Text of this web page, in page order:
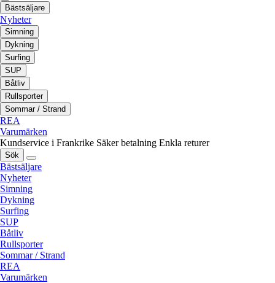
Bästsäljare
Nyheter
Simning
Dykning
Surfing
SUP
Båtliv
Rullsporter
Sommar / Strand
REA
Varumärken
Kundservice i Frankrike Säker betalning Enkla returer
Sök
Bästsäljare
Nyheter
Simning
Dykning
Surfing
SUP
Båtliv
Rullsporter
Sommar / Strand
REA
Varumärken